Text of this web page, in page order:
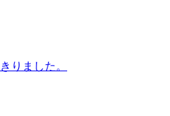
りました。